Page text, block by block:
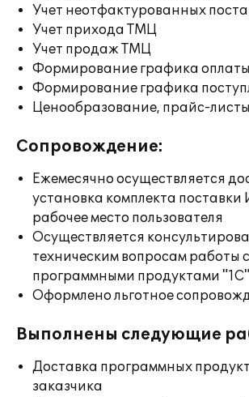
Учет неотфактурованных
Учет прихода ТМЦ
Учет продаж ТМЦ
Формирование графика
Формирование графика
Ценообразование, прайс-листы
Сопровождение:
Ежемесячно осуществляется
установка комплекта поставки
рабочее место пользователя
Осуществляется
техническим вопросам работы с
программными продуктами "1С"
Оформлено льготное
Выполнены следующие
Доставка программных
заказчика